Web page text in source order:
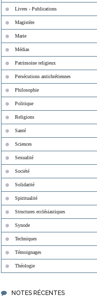
Livres - Publications
Magistère
Marie
Médias
Patrimoine religieux
Persécutions antichrétiennes
Philosophie
Politique
Religions
Santé
Sciences
Sexualité
Société
Solidarité
Spiritualité
Structures ecclésiastiques
Synode
Techniques
Témoignages
Théologie
NOTES RÉCENTES